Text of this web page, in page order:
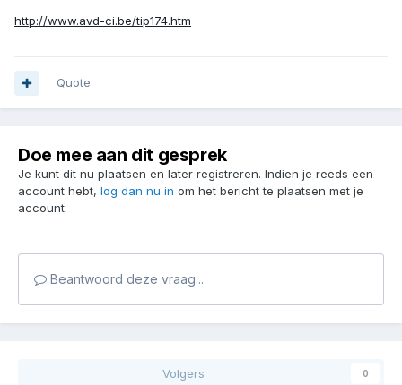
http://www.avd-ci.be/tip174.htm
Quote
Doe mee aan dit gesprek
Je kunt dit nu plaatsen en later registreren. Indien je reeds een
account hebt, log dan nu in om het bericht te plaatsen met je
account.
Beantwoord deze vraag...
Volgers 0